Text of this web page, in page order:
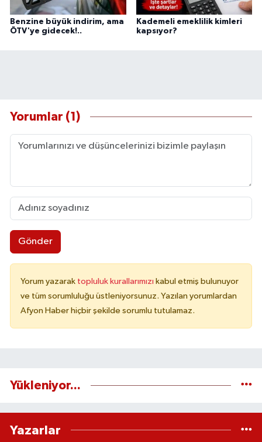
Benzine büyük indirim, ama
ÖTV'ye gidecek!..
Kademeli emeklilik kimleri
kapsıyor?
Yorumlar (1)
Gönder
Yorum yazarak topluluk kurallarımızı kabul etmiş bulunuyor
ve tüm sorumluluğu üstleniyorsunuz. Yazılan yorumlardan
Afyon Haber hiçbir şekilde sorumlu tutulamaz.
Yükleniyor...
Yazarlar